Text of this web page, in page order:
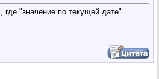
где "значение по текущей дате"